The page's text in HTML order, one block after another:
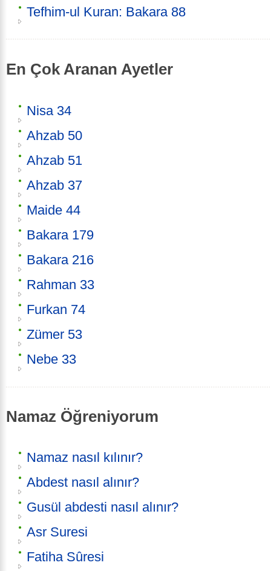
Tefhim-ul Kuran: Bakara 88
En Çok Aranan Ayetler
Nisa 34
Ahzab 50
Ahzab 51
Ahzab 37
Maide 44
Bakara 179
Bakara 216
Rahman 33
Furkan 74
Zümer 53
Nebe 33
Namaz Öğreniyorum
Namaz nasıl kılınır?
Abdest nasıl alınır?
Gusül abdesti nasıl alınır?
Asr Suresi
Fatiha Sûresi